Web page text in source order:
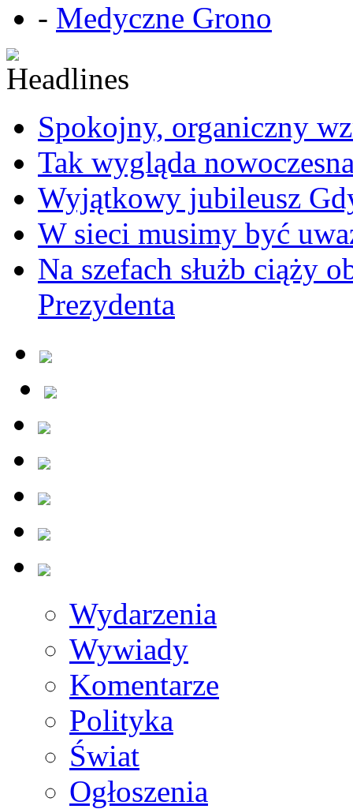
- Medyczne Grono
Spokojny, organiczny
Tak wygląda
Wyjątkowy jubileusz
W sieci musimy być
Na szefach służb ciąży
Prezydenta
Wydarzenia
Wywiady
Komentarze
Polityka
Świat
Ogłoszenia